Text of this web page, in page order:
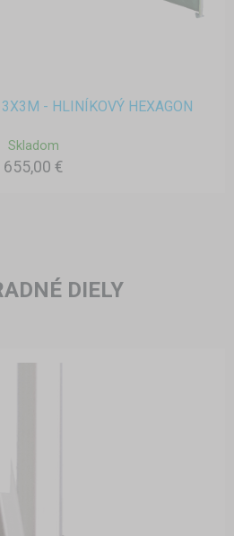
- HLINÍKOVÝ HEXAGON
Skladom
655,00 €
DIELY